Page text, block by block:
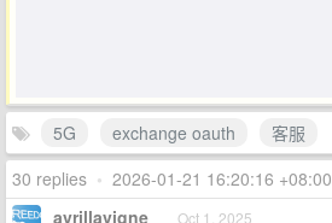
5G exchange oauth
客服
30 replies • 2026-01-21 16:20:16 +08:00
avrillavigne Oct 1, 2025